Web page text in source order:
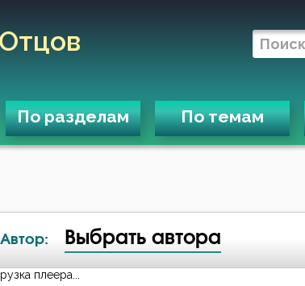
Отцов
По разделам По темам
Автор: Выбрать автора
плеера...